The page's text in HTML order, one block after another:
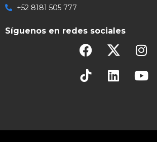
+52 8181 505 777
Síguenos en redes sociales